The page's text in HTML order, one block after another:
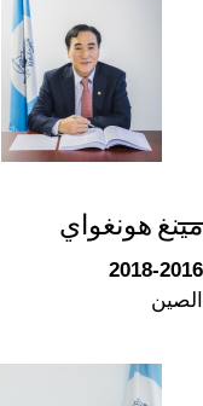
مينغ هونغواي
2018-2016
الصين